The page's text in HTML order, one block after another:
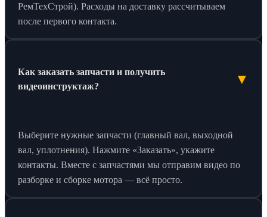
РемТехСтрой). Расходы на доставку рассчитываем
после первого контакта.
Как заказать запчасти и получить
видеоинструктаж?
▼
Выберите нужные запчасти (главный вал, выходной
вал, уплотнения). Нажмите «Заказать», укажите
контакты. Вместе с запчастями мы отправим видео по
разборке и сборке мотора — всё просто.